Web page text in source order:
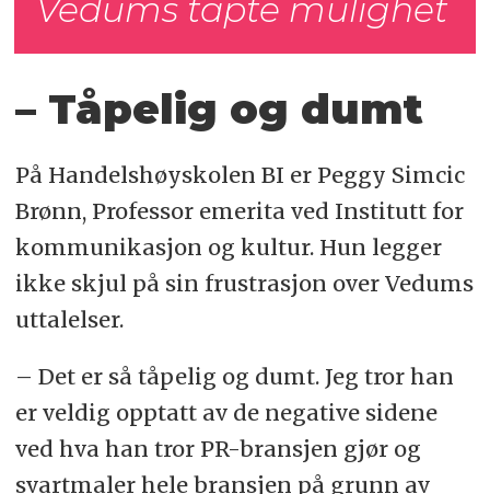
Vedums tapte mulighet
– Tåpelig og dumt
På Handelshøyskolen BI er Peggy Simcic
Brønn, Professor emerita ved Institutt for
kommunikasjon og kultur. Hun legger
ikke skjul på sin frustrasjon over Vedums
uttalelser.
– Det er så tåpelig og dumt. Jeg tror han
er veldig opptatt av de negative sidene
ved hva han tror PR-bransjen gjør og
svartmaler hele bransjen på grunn av